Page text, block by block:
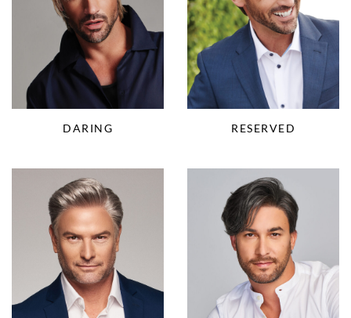
DARING RESERVED